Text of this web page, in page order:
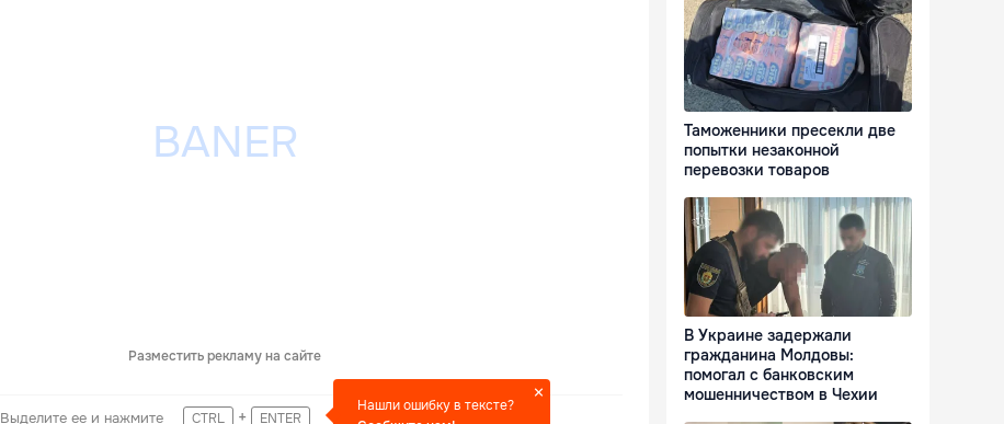
Разместить рекламу на сайте
Выделите ее и нажмите CTRL + ENTER
Нашли ошибку в тексте?
Таможенники пресекли две
попытки незаконной
перевозки товаров
В Украине задержали
гражданина Молдовы:
помогал с банковским
мошенничеством в Чехии